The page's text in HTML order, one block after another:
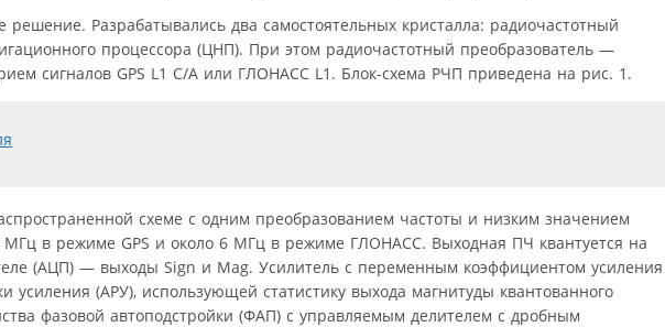
Разрабатывались два самостоятельных кристалла: радиочастотный
процессора (ЦНП). При этом радиочастотный преобразователь —
сигналов GPS L1 C/A или ГЛОНАСС L1. Блок-схема РЧП приведена на рис. 1.
схеме с одним преобразованием частоты и низким значением
в режиме GPS и около 6 МГц в режиме ГЛОНАСС. Выходная ПЧ квантуется на
(АЦП) — выходы Sign и Mag. Усилитель с переменным коэффициентом усиления
усиления (АРУ), использующей статистику выхода магнитуды квантованного
фазовой автоподстройки (ФАП) с управляемым делителем с дробным